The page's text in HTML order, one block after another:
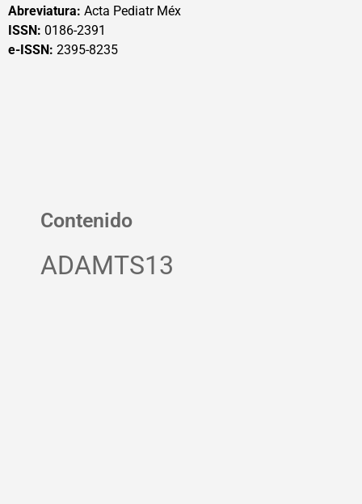
Abreviatura: Acta Pediatr Méx
ISSN: 0186-2391
e-ISSN: 2395-8235
Contenido
ADAMTS13